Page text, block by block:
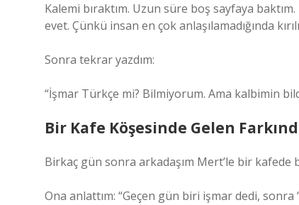
Kalemi bıraktım. Uzun süre boş sayfaya baktım.
evet. Çünkü insan en çok anlaşılamadığında
Sonra tekrar yazdım:
“İşmar Türkçe mi? Bilmiyorum. Ama kalbimin
Bir Kafe Köşesinde Gelen
Birkaç gün sonra arkadaşım Mert’le bir kafede
Ona anlattım: “Geçen gün biri işmar dedi, sonra